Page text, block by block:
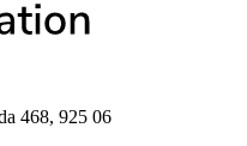
468, 925 06